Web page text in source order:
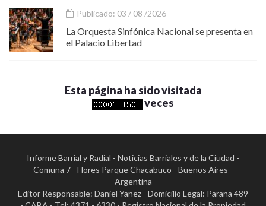
Publicado: 03 / 08 /2026
La Orquesta Sinfónica Nacional se presenta en
el Palacio Libertad
Esta página ha sido visitada
veces
Informe Barrial y Radial - Noticias Barriales y de la Ciudad -
Comuna 7 - Flores Parque Chacabuco - Buenos Aires -
Argentina
Editor Responsable: Daniel Yanez - Domicilio Legal: Parana 489